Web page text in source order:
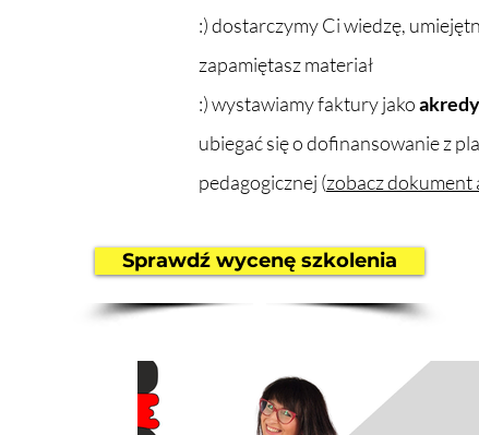
:) dostarczymy Ci wiedzę,
zapamiętasz materiał
:) wystawiamy faktury jako
ubiegać się o dofinansowanie z
pedagogicznej (zobacz dokument
Sprawdź wycenę szkolenia